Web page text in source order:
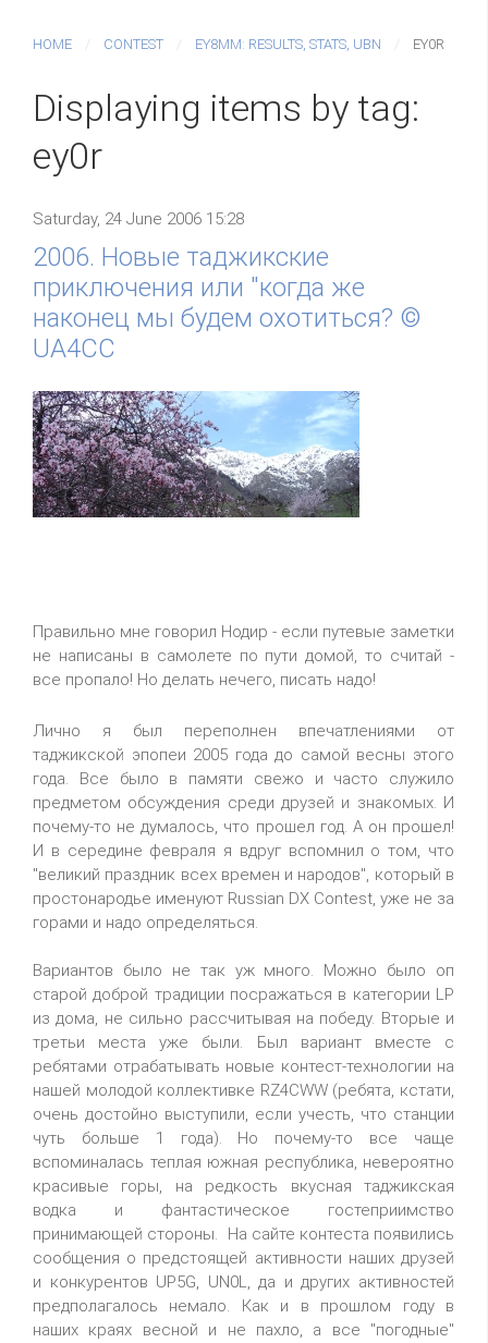
HOME CONTEST EY8MM: RESULTS, STATS, UBN EY0R
Displaying items by tag:
ey0r
Saturday, 24 June 2006 15:28
2006. Новые таджикские
приключения или "когда же
наконец мы будем охотиться? ©
UA4CC
Правильно мне говорил Нодир - если путевые заметки
не написаны в самолете по пути домой, то считай -
все пропало! Но делать нечего, писать надо!
Лично я был переполнен впечатлениями от
таджикской эпопеи 2005 года до самой весны этого
года. Все было в памяти свежо и часто служило
предметом обсуждения среди друзей и знакомых. И
почему-то не думалось, что прошел год. А он прошел!
И в середине февраля я вдруг вспомнил о том, что
"великий праздник всех времен и народов", который в
простонародье именуют Russian DX Contest, уже не за
горами и надо определяться.
Вариантов было не так уж много. Можно было оп
старой доброй традиции посражаться в категории LP
из дома, не сильно рассчитывая на победу. Вторые и
третьи места уже были. Был вариант вместе с
ребятами отрабатывать новые контест-технологии на
нашей молодой коллективке RZ4CWW (ребята, кстати,
очень достойно выступили, если учесть, что станции
чуть больше 1 года). Но почему-то все чаще
вспоминалась теплая южная республика, невероятно
красивые горы, на редкость вкусная таджикская
водка и фантастическое гостеприимство
принимающей стороны. На сайте контеста появились
сообщения о предстоящей активности наших друзей
и конкурентов UP5G, UN0L, да и других активностей
предполагалось немало. Как и в прошлом году в
наших краях весной и не пахло, а все "погодные"